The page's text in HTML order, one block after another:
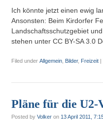
Ich könnte jetzt einen ewig
Ansonsten: Beim Kirdorfer
Landschaftsschutzgebiet
stehen unter CC BY-SA 3.0
Filed under Allgemein, Bilder, Freizeit
Pläne für die U2-
Posted by Volker on 13 April 2011,